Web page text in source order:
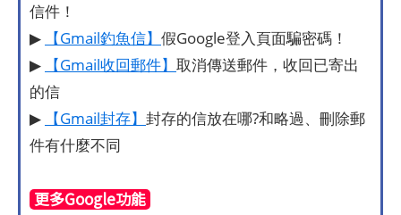
信件！
▶
【Gmail釣魚信】 假Google登入頁面騙密碼！
▶
【Gmail收回郵件】 取消傳送郵件，收回已寄出
的信
▶
【Gmail封存】 封存的信放在哪?和略過、刪除郵
件有什麼不同
更多Google功能